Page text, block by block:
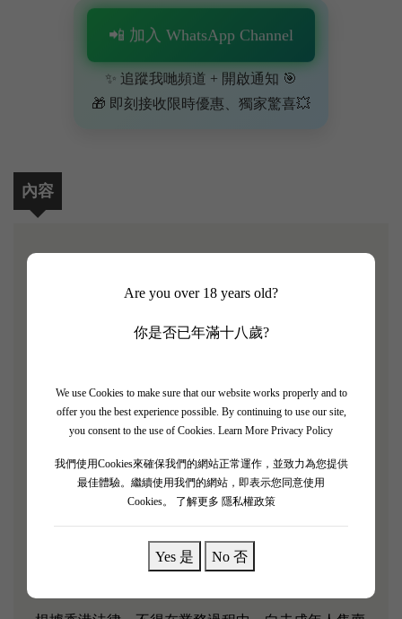
Are you over 18 years old?
你是否已年滿十八歲?
We use Cookies to make sure that our website works properly and to
offer you the best experience possible. By continuing to use our site,
you consent to the use of Cookies. Learn More Privacy Policy
我們使用Cookies來確保我們的網站正常運作，並致力為您提供
最佳體驗。繼續使用我們的網站，即表示您同意使用
Cookies。
了解更多 隱私權政策
Yes 是 No 否
📲 加入 WhatsApp Channel
✨ 追蹤我哋頻道 + 開啟通知 🎯
🎁 即刻接收限時優惠、獨家驚喜💥
內容
多瑪歌地區的列級酒莊，於1855年被評為二級酒莊。
Lascombes所生產的副牌酒，被譽為是年輕的騎士！
「Chevalier de Lascombes 2019擁有雪松、煙草和黑加
中等，精緻而亮麗。」－James Suckling
40% Cabernet Sauvignon, 60% Merlot